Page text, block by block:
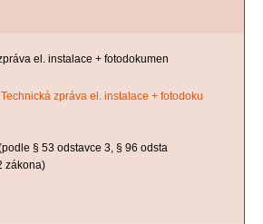
el. instalace + fotodokumen
zpráva el. instalace + fotodoku
§ 53 odstavce 3, § 96 odsta
zákona)